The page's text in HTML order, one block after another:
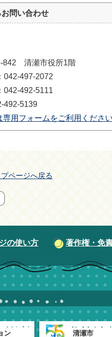
お問い合わせ
842 清瀬市役所1階
042-497-2072
042-492-5111
492-5139
用フォームをご利用ください
プページへ戻る
の使い方 著作権・免
ン 清瀬市